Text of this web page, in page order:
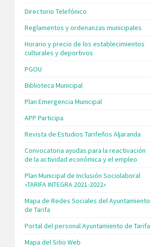
Directorio Telefónico
Reglamentos y ordenanzas municipales
Horario y precio de los establecimientos
culturales y deportivos
PGOU
Biblioteca Municipal
Plan Emergencia Municipal
APP Participa
Revista de Estudios Tarifeños Aljaranda
Convocatoria ayudas para la reactivación
de la actividad económica y el empleo
Plan Municipal de Inclusión Sociolaboral
«TARIFA INTEGRA 2021-2022»
Mapa de Redes Sociales del Ayuntamiento
de Tarifa
Portal del personal Ayuntamiento de Tarifa
Mapa del Sitio Web